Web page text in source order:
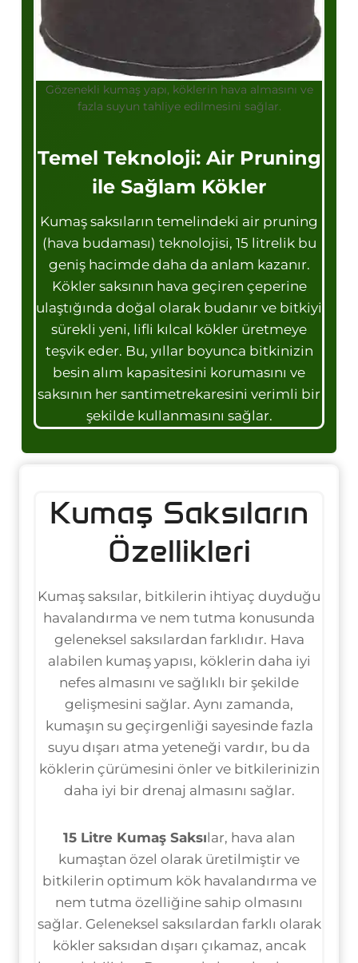
Gözenekli kumaş yapı, köklerin hava almasını ve
fazla suyun tahliye edilmesini sağlar.
Temel Teknoloji: Air Pruning
ile Sağlam Kökler
Kumaş saksıların temelindeki air pruning
(hava budaması) teknolojisi, 15 litrelik bu
geniş hacimde daha da anlam kazanır.
Kökler saksının hava geçiren çeperine
ulaştığında doğal olarak budanır ve bitkiyi
sürekli yeni, lifli kılcal kökler üretmeye
teşvik eder. Bu, yıllar boyunca bitkinizin
besin alım kapasitesini korumasını ve
saksının her santimetrekaresini verimli bir
şekilde kullanmasını sağlar.
Kumaş Saksıların
Özellikleri
Kumaş saksılar, bitkilerin ihtiyaç duyduğu
havalandırma ve nem tutma konusunda
geleneksel saksılardan farklıdır. Hava
alabilen kumaş yapısı, köklerin daha iyi
nefes almasını ve sağlıklı bir şekilde
gelişmesini sağlar. Aynı zamanda,
kumaşın su geçirgenliği sayesinde fazla
suyu dışarı atma yeteneği vardır, bu da
köklerin çürümesini önler ve bitkilerinizin
daha iyi bir drenaj almasını sağlar.
15 Litre Kumaş Saksılar, hava alan
kumaştan özel olarak üretilmiştir ve
bitkilerin optimum kök havalandırma ve
nem tutma özelliğine sahip olmasını
sağlar. Geleneksel saksılardan farklı olarak
kökler saksıdan dışarı çıkamaz, ancak